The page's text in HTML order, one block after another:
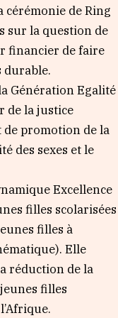
cérémonie de Ring
sur la question de
financier de faire
durable.
Génération Egalité
de la justice
de promotion de la
des sexes et le
Excellence
filles scolarisées
filles à
Elle
réduction de la
filles